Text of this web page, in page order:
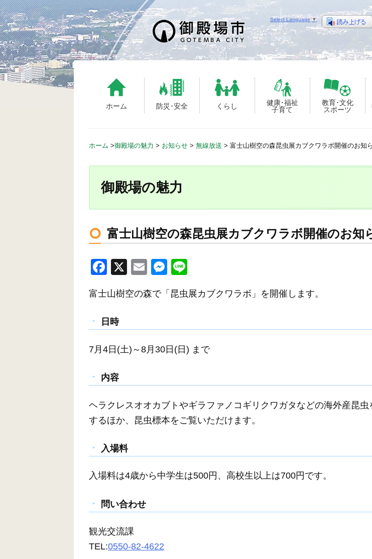
S
k
i
p
t
o
c
ホーム 防災･安全 くらし
健康･福祉
子育て
教育･文化
スポーツ
Select Language ▼
ホーム >御殿場の魅力 > お知らせ > 無線放送 > 富士山樹空の森昆虫展カブクワラボ開催のお知
御殿場の魅力
富士山樹空の森昆虫展カブクワラボ開催のお知
F
c
e
b
o
k
X
E
ail
M
ss
n
g
e
富士山樹空の森で「昆虫展カブクワラボ」を開催します。
日時
7月4日(土)～8月30日(日) まで
内容
ヘラクレスオオカブトやギラファノコギリクワガタなどの海外産昆
するほか、昆虫標本をご覧いただけます。
入場料
入場料は4歳から中学生は500円、高校生以上は700円です。
問い合わせ
観光交流課
TEL:0550-82-4622